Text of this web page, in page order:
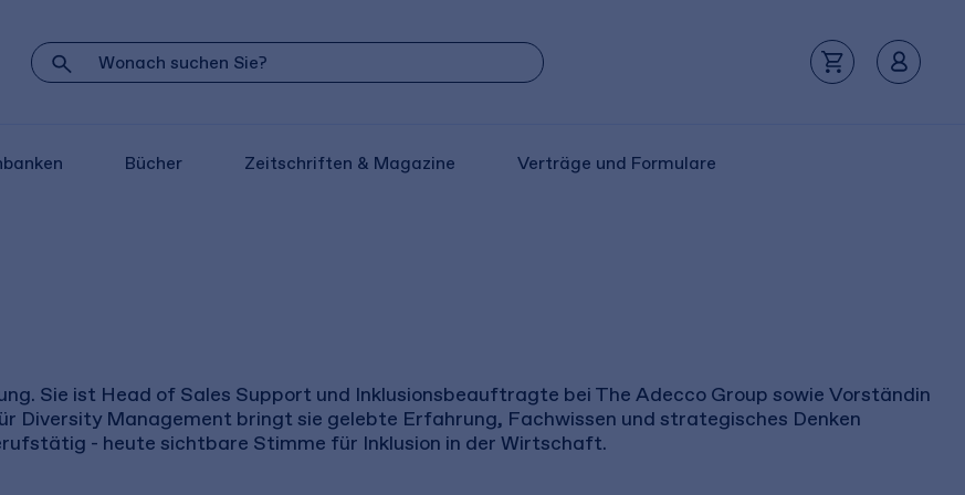
Bücher Zeitschriften & Magazine Verträge und Formulare
Sie ist Head of Sales Support und Inklusionsbeauftragte bei The Adecco Group sowie Vorständin
Diversity Management bringt sie gelebte Erfahrung, Fachwissen und strategisches Denken
- heute sichtbare Stimme für Inklusion in der Wirtschaft.